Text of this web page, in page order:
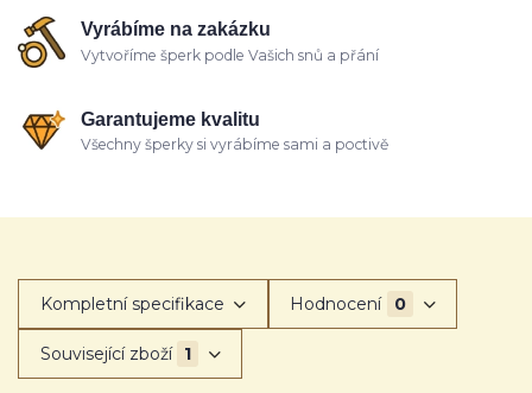
Vyrábíme na zakázku
Vytvoříme šperk podle Vašich snů a přání
Garantujeme kvalitu
Všechny šperky si vyrábíme sami a poctivě
Kompletní specifikace Hodnocení 0
Související zboží 1